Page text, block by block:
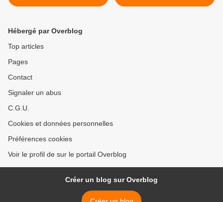
Conservatoire de Montreuil
Montreuil le 2 avril 2023 >
Hébergé par Overblog
Top articles
Pages
Contact
Signaler un abus
C.G.U.
Cookies et données personnelles
Préférences cookies
Voir le profil de sur le portail Overblog
Créer un blog sur Overblog